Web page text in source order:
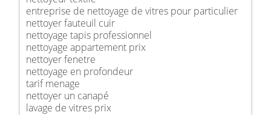
entreprise de nettoyage de vitres pour particulier
nettoyer fauteuil cuir
nettoyage tapis professionnel
nettoyage appartement prix
nettoyer fenetre
nettoyage en profondeur
tarif menage
nettoyer un canapé
lavage de vitres prix